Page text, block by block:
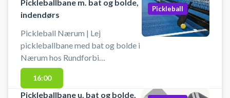
bordtennis m.fl. i samme lokaler.
Pickleballbane m. bat og bolde,
indendørs
Pickleball Nærum | Lej
pickleballbane med bat og bolde i
Nærum hos Rundforbi
Idrætsanlæg. Pickleballbanen er
indendørs, og der spilles på baner,
hvor der også spilles badminton.
Pickleball
16:00
Pickleballbane u. bat og bolde,